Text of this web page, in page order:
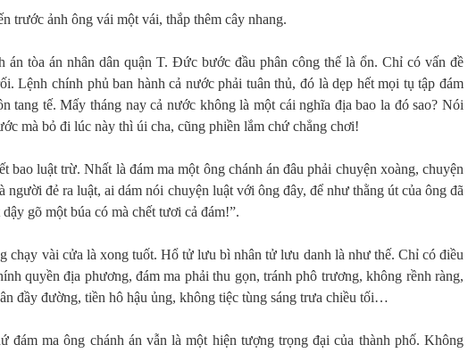
trước ảnh ông vái một vái, thắp thêm cây nhang.
án tòa án nhân dân quận T. Đức bước đầu phân công thế là ổn. Chỉ có vấn đề
Lệnh chính phủ ban hành cả nước phải tuân thủ, đó là dẹp hết mọi tụ tập đám
tang tế. Mấy tháng nay cả nước không là một cái nghĩa địa bao la đó sao? Nói
mà bỏ đi lúc này thì úi cha, cũng phiền lắm chứ chẳng chơi!
bao luật trừ. Nhất là đám ma một ông chánh án đâu phải chuyện xoàng, chuyện
người đẻ ra luật, ai dám nói chuyện luật với ông đây, để như thằng út của ông đã
gõ một búa có mà chết tươi cả đám!”.
chạy vài cửa là xong tuốt. Hổ tử lưu bì nhân tử lưu danh là như thế. Chỉ có điều
quyền địa phương, đám ma phải thu gọn, tránh phô trương, không rềnh ràng,
đầy đường, tiền hô hậu ủng, không tiệc tùng sáng trưa chiều tối…
đám ma ông chánh án vẫn là một hiện tượng trọng đại của thành phố. Không